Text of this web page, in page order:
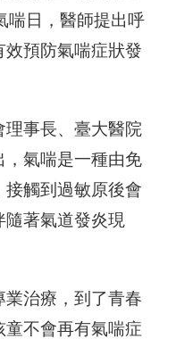
喘日，醫師提出呼
預防氣喘症狀發
理事長、臺大醫院
，氣喘是一種由免
觸到過敏原後會
隨著氣道發炎現
治療，到了青春
不會再有氣喘症